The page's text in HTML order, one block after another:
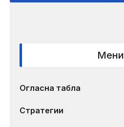
Мени
Огласна табла
Стратегии